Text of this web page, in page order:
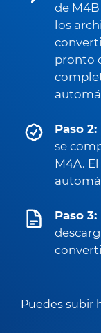
de
los
pronto
Paso 2:
se
M4A.
Paso 3:
Puedes subir